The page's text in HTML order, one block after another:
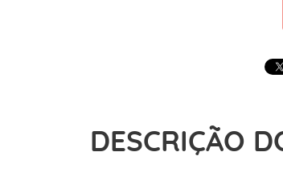
DESCRIÇÃO